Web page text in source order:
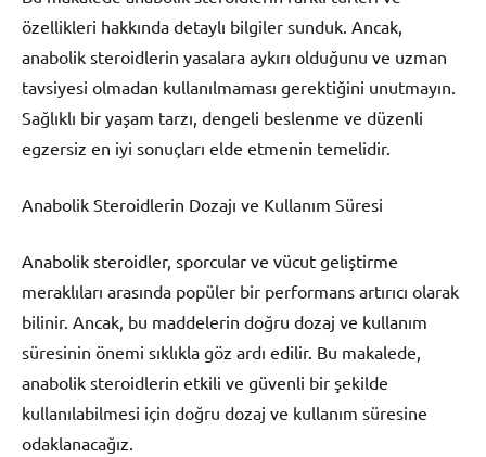
özellikleri hakkında detaylı bilgiler sunduk. Ancak,
anabolik steroidlerin yasalara aykırı olduğunu ve uzman
tavsiyesi olmadan kullanılmaması gerektiğini unutmayın.
Sağlıklı bir yaşam tarzı, dengeli beslenme ve düzenli
egzersiz en iyi sonuçları elde etmenin temelidir.
Anabolik Steroidlerin Dozajı ve Kullanım Süresi
Anabolik steroidler, sporcular ve vücut geliştirme
meraklıları arasında popüler bir performans artırıcı olarak
bilinir. Ancak, bu maddelerin doğru dozaj ve kullanım
süresinin önemi sıklıkla göz ardı edilir. Bu makalede,
anabolik steroidlerin etkili ve güvenli bir şekilde
kullanılabilmesi için doğru dozaj ve kullanım süresine
odaklanacağız.